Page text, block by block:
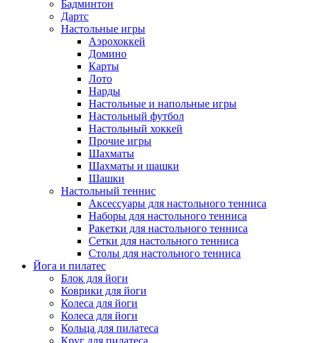
Бадминтон
Дартс
Настольные игры
Аэрохоккей
Домино
Карты
Лото
Нарды
Настольные и напольные игры
Настольный футбол
Настольный хоккей
Прочие игры
Шахматы
Шахматы и шашки
Шашки
Настольный теннис
Аксессуары для настольного тенниса
Наборы для настольного тенниса
Ракетки для настольного тенниса
Сетки для настольного тенниса
Столы для настольного тенниса
Йога и пилатес
Блок для йоги
Коврики для йоги
Колеса для йоги
Колеса для йоги
Кольца для пилатеса
Круг для пилатеса